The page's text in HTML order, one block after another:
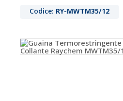
Codice: RY-MWTM35/12